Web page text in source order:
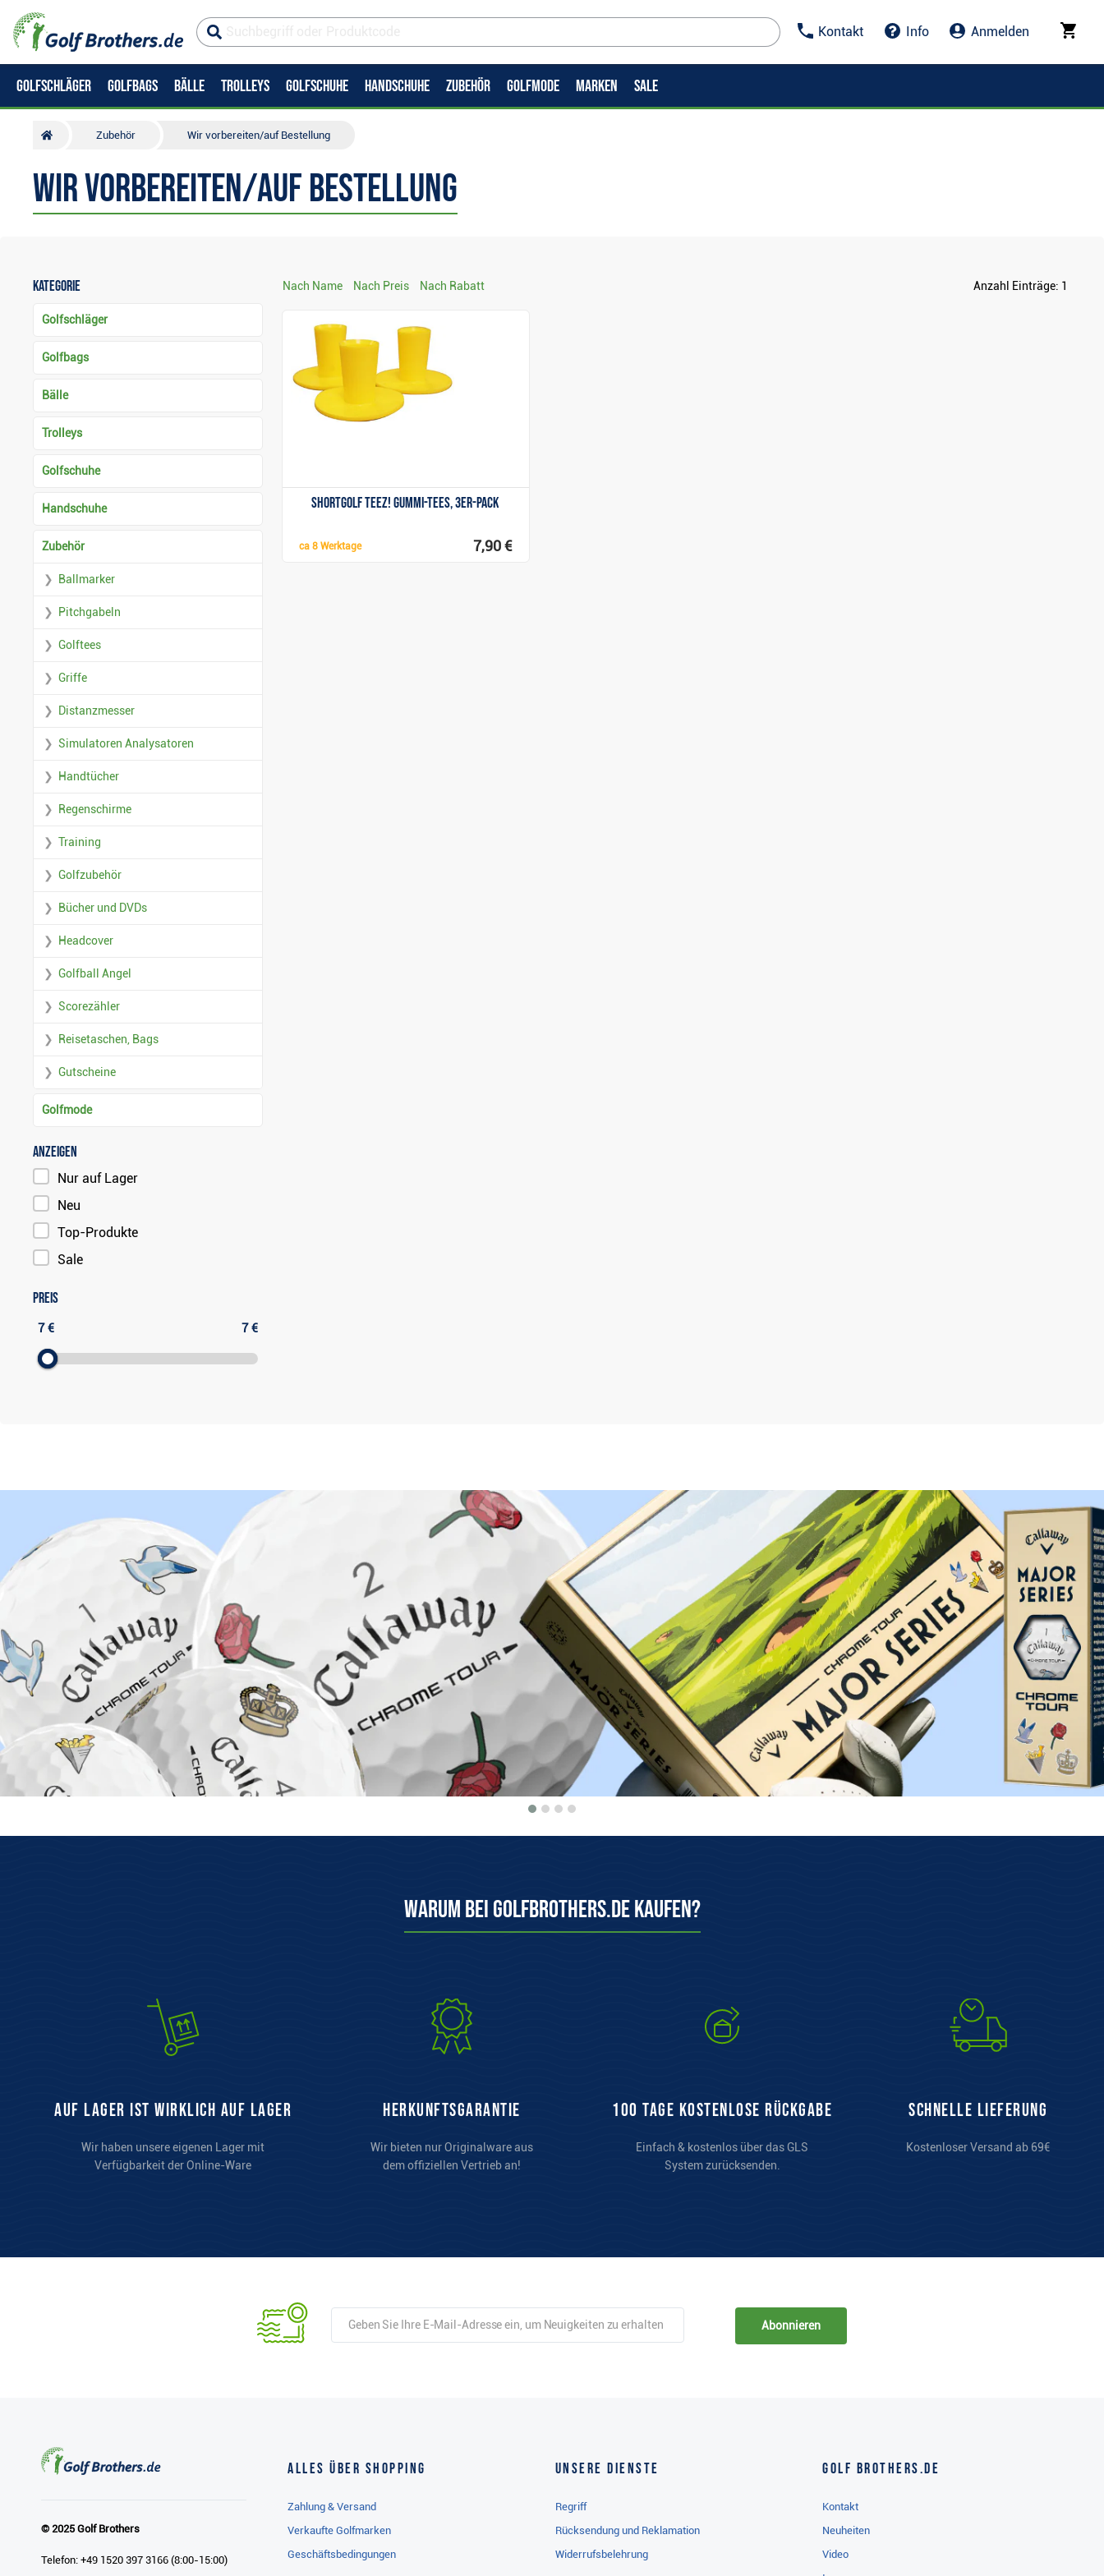
Kontakt Info Anmelden
GOLFSCHLÄGER GOLFBAGS BÄLLE TROLLEYS GOLFSCHUHE HANDSCHUHE ZUBEHÖR GOLFMODE MARKEN SALE
Zubehör Wir vorbereiten/auf Bestellung
Wir vorbereiten/auf Bestellung
Nach Name Nach Preis Nach Rabatt Anzahl Einträge: 1
ShortGolf Teez! Gummi-Tees, 3er-Pack
ca 8 Werktage 7,90 €
Anzeigen
Kategorie
Golfschläger
Golfbags
Bälle
Trolleys
Golfschuhe
Handschuhe
Zubehör
Ballmarker
Pitchgabeln
Golftees
Griffe
Distanzmesser
Simulatoren Analysatoren
Handtücher
Regenschirme
Training
Golfzubehör
Bücher und DVDs
Headcover
Golfball Angel
Scorezähler
Reisetaschen, Bags
Gutscheine
Golfmode
Anzeigen
Nur auf Lager
Neu
Top-Produkte
Sale
Preis
7 € 7 €
Warum bei Golfbrothers.de kaufen?
auf Lager ist wirklich auf Lager
Wir haben unsere eigenen Lager mit
Verfügbarkeit der Online-Ware
Herkunftsgarantie
Wir bieten nur Originalware aus
dem offiziellen Vertrieb an!
100 Tage kostenlose Rückgabe
Einfach & kostenlos über das GLS
System zurücksenden.
Schnelle Lieferung
Kostenloser Versand ab 69€
Abonnieren
© 2025 Golf Brothers
Telefon: +49 1520 397 3166 (8:00-15:00)
Alles über Shopping
Zahlung & Versand
Verkaufte Golfmarken
Geschäftsbedingungen
Unsere Dienste
Regriff
Rücksendung und Reklamation
Widerrufsbelehrung
Golf Brothers.de
Kontakt
Neuheiten
Video